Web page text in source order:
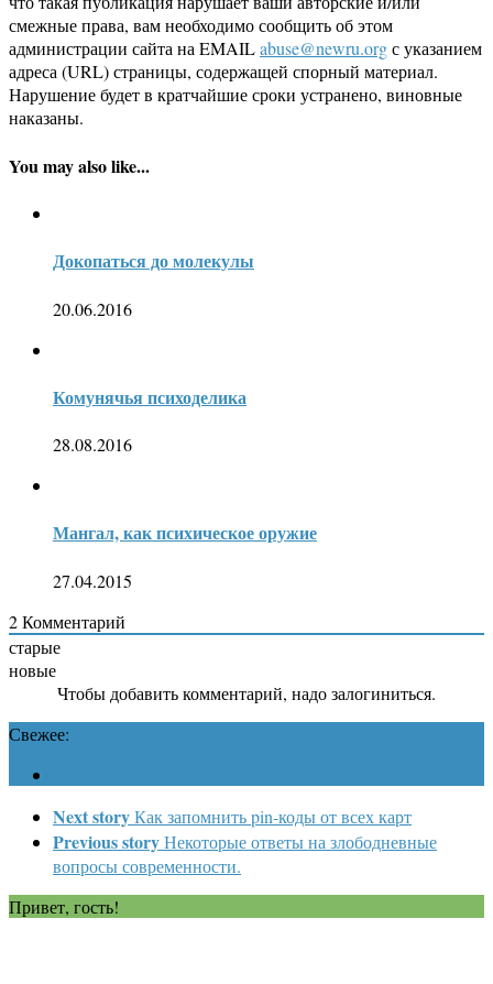
смежные права, вам необходимо сообщить об этом
администрации сайта на EMAILabuse@newru.orgс указанием
адреса (URL) страницы, содержащей спорный материал.
Нарушение будет в кратчайшие сроки устранено, виновные
наказаны.
You may also like...
Докопаться до молекулы
20.06.2016
Комунячья психоделика
28.08.2016
Мангал, как психическое оружие
27.04.2015
2Комментарий
старые
новые
Чтобы добавить комментарий, надо залогиниться.
Свежее:
Next storyКак запомнить pin-коды от всех карт
Previous storyНекоторые ответы на злободневные
вопросы современности.
Привет, гость!